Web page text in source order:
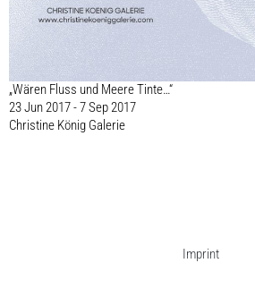
„Wären Fluss und Meere Tinte…“
23 Jun 2017 - 7 Sep 2017
Christine König Galerie
Imprint